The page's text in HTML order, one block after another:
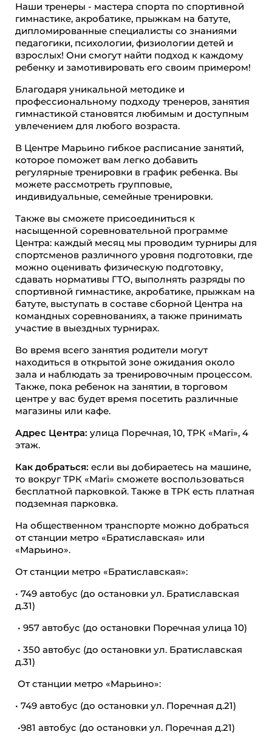
Наши тренеры - мастера спорта по спортивной
гимнастике, акробатике, прыжкам на батуте,
дипломированные специалисты со знаниями
педагогики, психологии, физиологии детей и
взрослых! Они смогут найти подход к каждому
ребенку и замотивировать его своим примером!
Благодаря уникальной методике и
профессиональному подходу тренеров, занятия
гимнастикой становятся любимым и доступным
увлечением для любого возраста.
В Центре Марьино гибкое расписание занятий,
которое поможет вам легко добавить
регулярные тренировки в график ребенка. Вы
можете рассмотреть групповые,
индивидуальные, семейные тренировки.
Также вы сможете присоединиться к
насыщенной соревновательной программе
Центра: каждый месяц мы проводим турниры для
спортсменов различного уровня подготовки, где
можно оценивать физическую подготовку,
сдавать нормативы ГТО, выполнять разряды по
спортивной гимнастике, акробатике, прыжкам на
батуте, выступать в составе сборной Центра на
командных соревнованиях, а также принимать
участие в выездных турнирах.
Во время всего занятия родители могут
находиться в открытой зоне ожидания около
зала и наблюдать за тренировочным процессом.
Также, пока ребенок на занятии, в торговом
центре у вас будет время посетить различные
магазины или кафе.
Адрес Центра: улица Поречная, 10, ТРК «Mari», 4
этаж.
Как добраться: если вы добираетесь на машине,
то вокруг ТРК «Mari» сможете воспользоваться
бесплатной парковкой. Также в ТРК есть платная
подземная парковка.
На общественном транспорте можно добраться
от станции метро «Братиславская» или
«Марьино».
От станции метро «Братиславская»:
• 749 автобус (до остановки ул. Братиславская
д.31)
• 957 автобус (до остановки Поречная улица 10)
• 350 автобус (до остановки ул. Братиславская
д.31)
От станции метро «Марьино»:
• 749 автобус (до остановки ул. Поречная д.21)
•981 автобус (до остановки ул. Поречная д.21)